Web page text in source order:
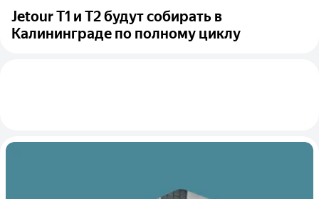
Jetour T1 и T2 будут собирать в
Калининграде по полному циклу